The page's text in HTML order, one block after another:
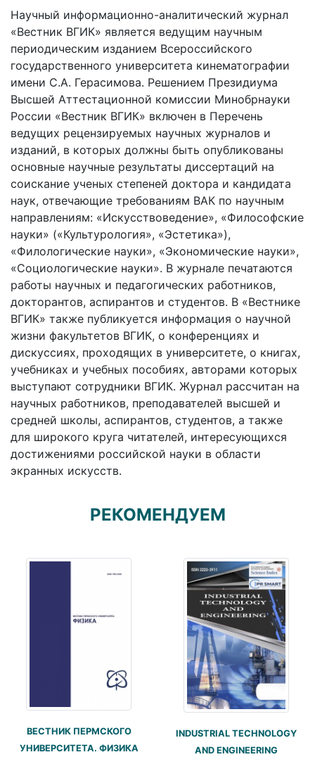
Научный информационно-аналитический журнал
«Вестник ВГИК» является ведущим научным
периодическим изданием Всероссийского
государственного университета кинематографии
имени С.А. Герасимова. Решением Президиума
Высшей Аттестационной комиссии Минобрнауки
России «Вестник ВГИК» включен в Перечень
ведущих рецензируемых научных журналов и
изданий, в которых должны быть опубликованы
основные научные результаты диссертаций на
соискание ученых степеней доктора и кандидата
наук, отвечающие требованиям ВАК по научным
направлениям: «Искусствоведение», «Философские
науки» («Культурология», «Эстетика»),
«Филологические науки», «Экономические науки»,
«Социологические науки». В журнале печатаются
работы научных и педагогических работников,
докторантов, аспирантов и студентов. В «Вестнике
ВГИК» также публикуется информация о научной
жизни факультетов ВГИК, о конференциях и
дискуссиях, проходящих в университете, о книгах,
учебниках и учебных пособиях, авторами которых
выступают сотрудники ВГИК. Журнал рассчитан на
научных работников, преподавателей высшей и
средней школы, аспирантов, студентов, а также
для широкого круга читателей, интересующихся
достижениями российской науки в области
экранных искусств.
РЕКОМЕНДУЕМ
ВЕСТНИК ПЕРМСКОГО
УНИВЕРСИТЕТА. ФИЗИКА
INDUSTRIAL TECHNOLOGY
AND ENGINEERING